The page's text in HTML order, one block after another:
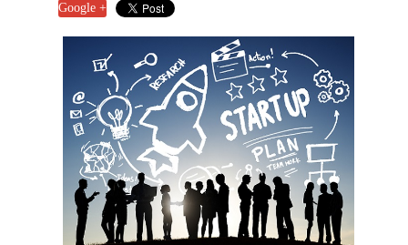
Google +